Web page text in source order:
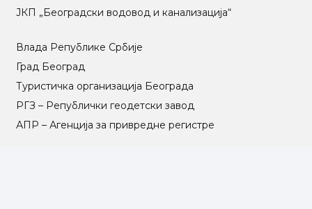
ЈКП „Београдски водовод и канализација“
Влада Републике Србије
Град Београд
Туристичка организација Београда
РГЗ – Републички геодетски завод
АПР – Агенција за привредне регистре